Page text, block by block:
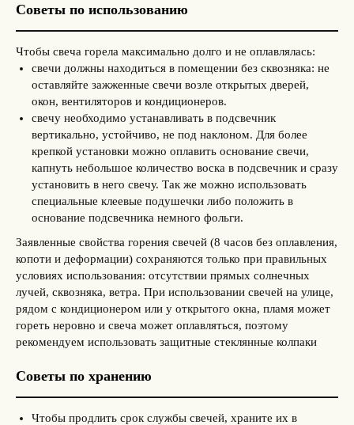
Советы по использованию
Чтобы свеча горела максимально долго и не оплавлялась:
свечи должны находиться в помещении без сквозняка: не
оставляйте зажженные свечи возле открытых дверей,
окон, вентиляторов и кондиционеров.
свечу необходимо устанавливать в подсвечник
вертикально, устойчиво, не под наклоном. Для более
крепкой установки можно оплавить основание свечи,
капнуть небольшое количество воска в подсвечник и сразу
установить в него свечу. Так же можно использовать
специальные клеевые подушечки либо положить в
основание подсвечника немного фольги.
Заявленные свойства горения свечей (8 часов без оплавления,
копоти и деформации) сохраняются только при правильных
условиях использования: отсутствии прямых солнечных
лучей, сквозняка, ветра. При использовании свечей на улице,
рядом с кондиционером или у открытого окна, пламя может
гореть неровно и свеча может оплавляться, поэтому
рекомендуем использовать защитные стеклянные колпаки
Советы по хранению
Чтобы продлить срок службы свечей, храните их в